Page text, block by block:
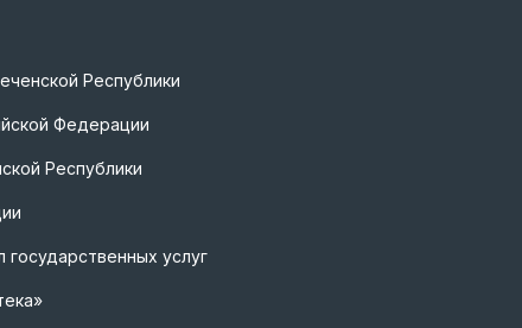
Республики
Федерации
Республики
услуг